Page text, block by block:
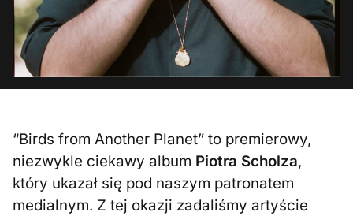
“Birds from Another Planet” to premierowy,
niezwykle ciekawy album Piotra Scholza,
który ukazał się pod naszym patronatem
medialnym. Z tej okazji zadaliśmy artyście